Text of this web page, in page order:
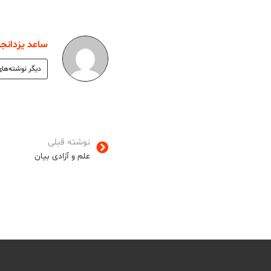
ساعد
دیگر
نوشته قبلی
علم و آزادی بیان